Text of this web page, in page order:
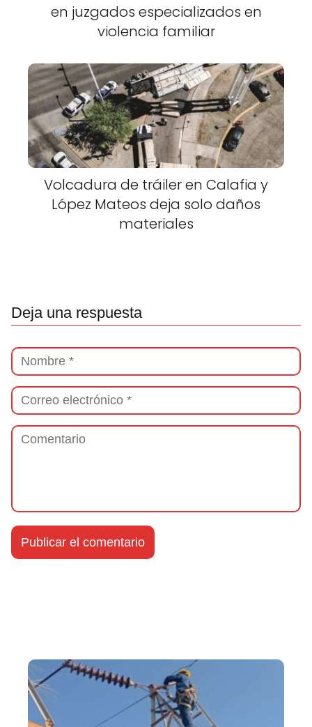
en juzgados especializados en
violencia familiar
Volcadura de tráiler en Calafia y
López Mateos deja solo daños
materiales
Deja una respuesta